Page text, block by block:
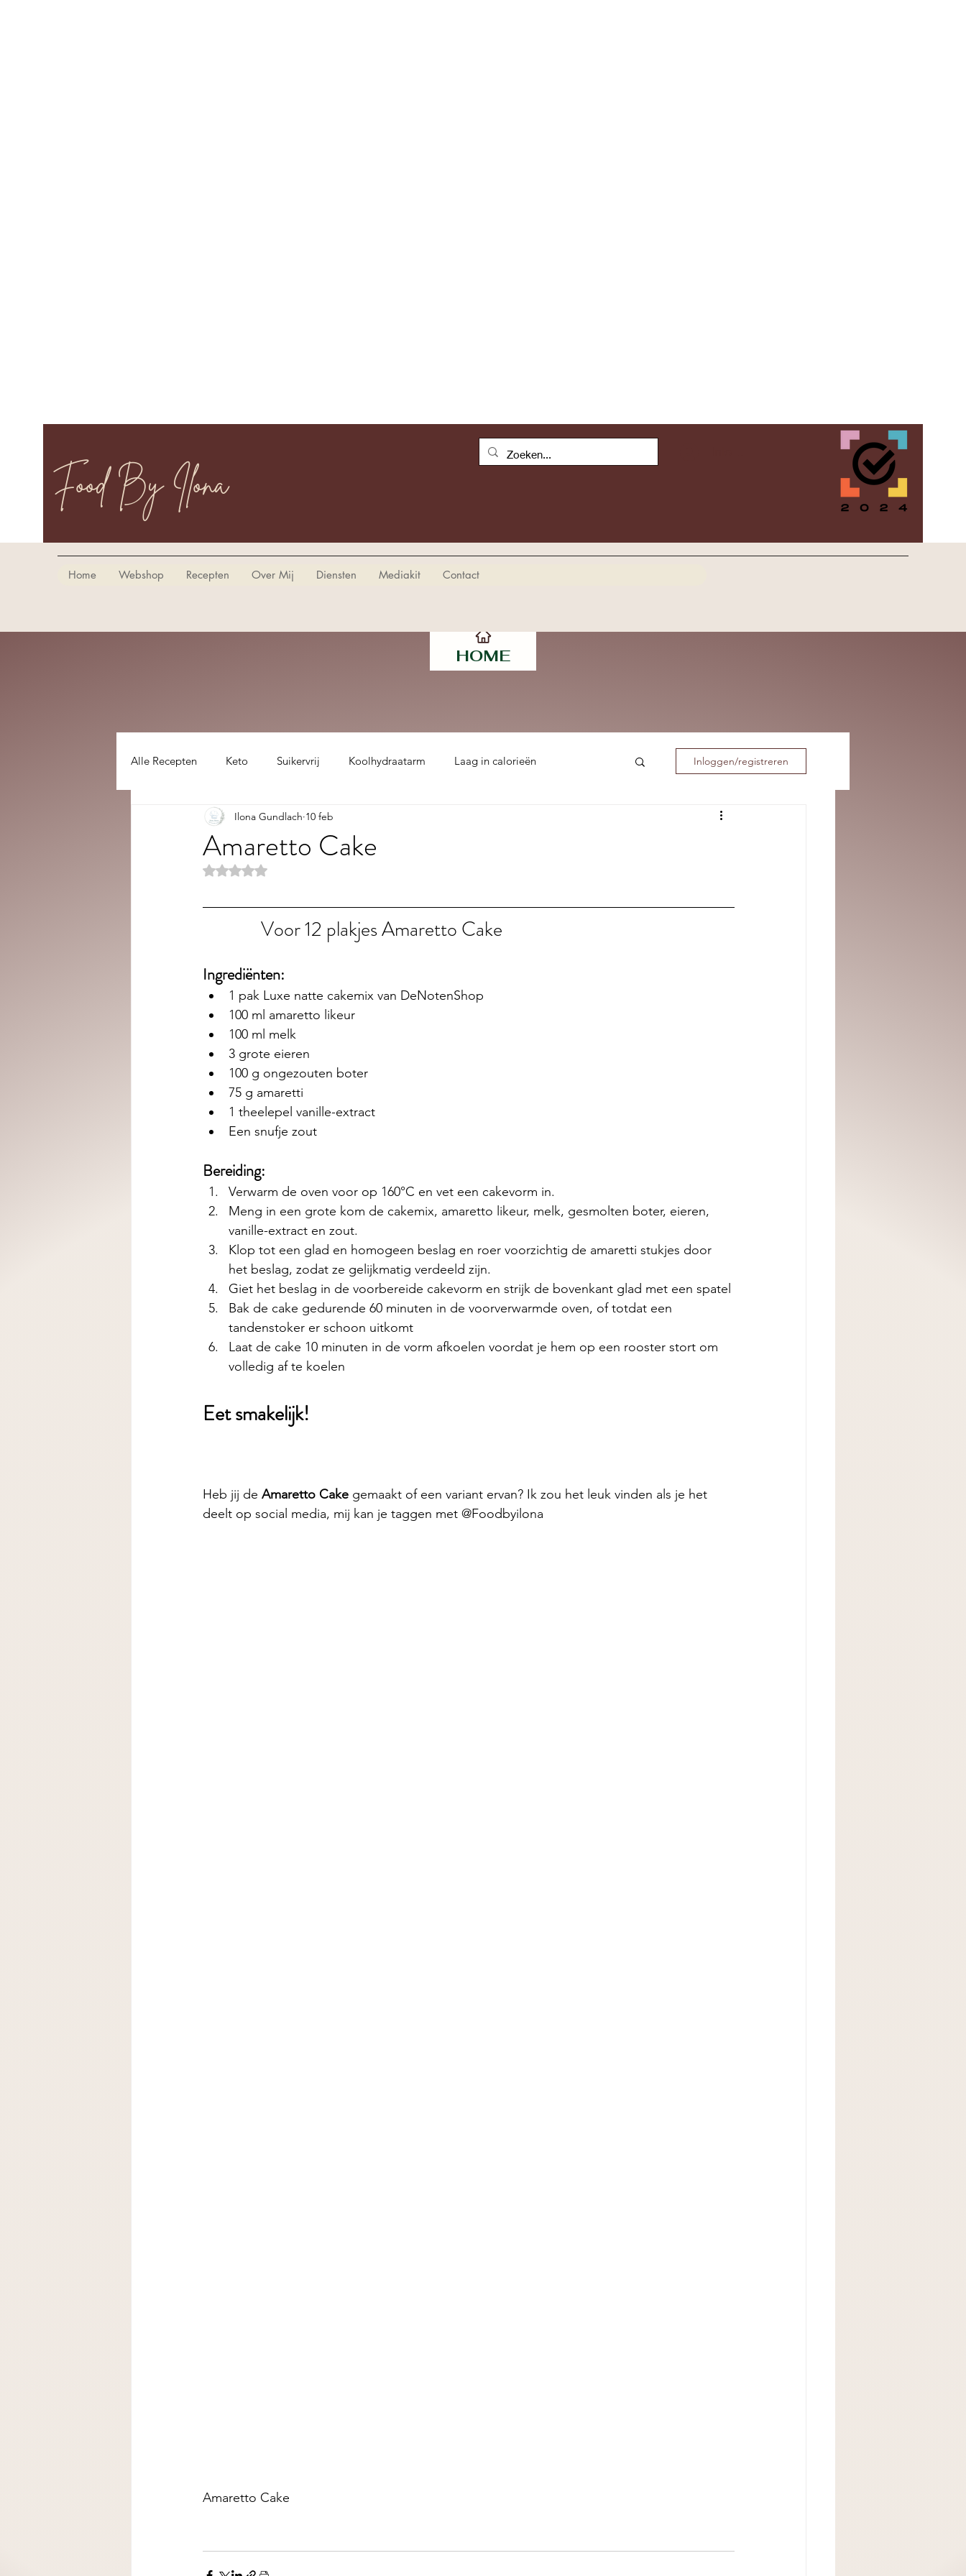
Food By Ilona
Home Webshop Recepten Over Mij Diensten Mediakit Contact
HOME
Alle Recepten Keto Suikervrij Koolhydraatarm Laag in calorieën
Lekker gezellig :) hoofdgerecht
Inloggen/registreren
Amaretto Cake
Ilona Gundlach 10 feb
Beoordeeld met NaN uit 5 sterren.
Voor 12 plakjes Amaretto Cake
Ingrediënten:
1 pak Luxe natte cakemix van DeNotenShop
100 ml amaretto likeur
100 ml melk
3 grote eieren
100 g ongezouten boter
75 g amaretti
1 theelepel vanille-extract
Een snufje zout
Bereiding:
Verwarm de oven voor op 160°C en vet een cakevorm in.
Meng in een grote kom de cakemix, amaretto likeur, melk, gesmolten boter, eieren,
vanille-extract en zout.
Klop tot een glad en homogeen beslag en roer voorzichtig de amaretti stukjes door
het beslag, zodat ze gelijkmatig verdeeld zijn.
Giet het beslag in de voorbereide cakevorm en strijk de bovenkant glad met een spatel
Bak de cake gedurende 60 minuten in de voorverwarmde oven, of totdat een
tandenstoker er schoon uitkomt
Laat de cake 10 minuten in de vorm afkoelen voordat je hem op een rooster stort om
volledig af te koelen
Eet smakelijk!
Heb jij de Amaretto Cake gemaakt of een variant ervan? Ik zou het leuk vinden als je het
deelt op social media, mij kan je taggen met @Foodbyilona
Amaretto Cake